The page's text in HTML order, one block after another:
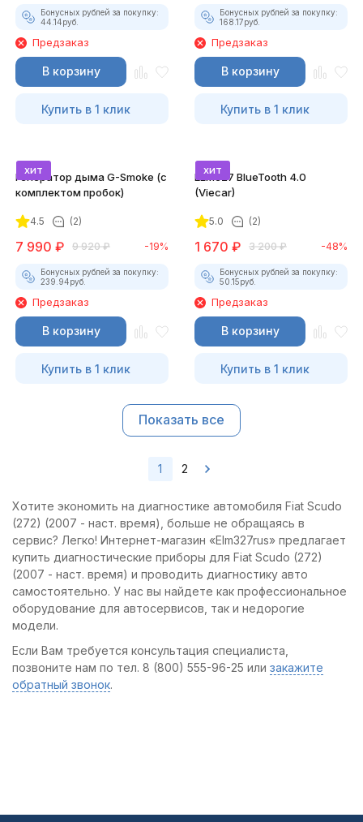
Бонусных рублей за покупку:
44.14руб.
Предзаказ
В корзину
Купить в 1 клик
Бонусных рублей за покупку:
168.17руб.
Предзаказ
В корзину
Купить в 1 клик
хит
Генератор дыма G-Smoke (c
комплектом пробок)
4.5 (2)
7 990 ₽ 9 920 ₽ -19%
Бонусных рублей за покупку:
239.94руб.
Предзаказ
В корзину
Купить в 1 клик
хит
ELM327 BlueTooth 4.0
(Viecar)
5.0 (2)
1 670 ₽ 3 200 ₽ -48%
Бонусных рублей за покупку:
50.15руб.
Предзаказ
В корзину
Купить в 1 клик
Показать все
1 2
Хотите экономить на диагностике автомобиля Fiat Scudo
(272) (2007 - наст. время), больше не обращаясь в
сервис? Легко! Интернет-магазин «Elm327rus» предлагает
купить диагностические приборы для Fiat Scudo (272)
(2007 - наст. время) и проводить диагностику авто
самостоятельно. У нас вы найдете как профессиональное
оборудование для автосервисов, так и недорогие
модели.
Если Вам требуется консультация специалиста,
позвоните нам по тел. 8 (800) 555-96-25 или закажите
обратный звонок.